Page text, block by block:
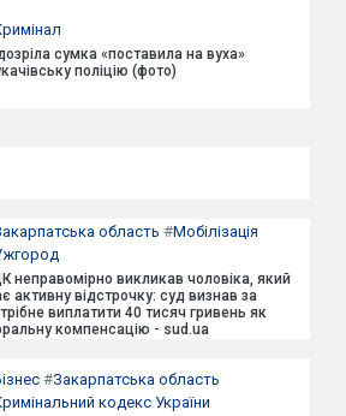
сумка «поставила на вуха»
поліцію (фото)
область #Мобілізація
неправомірно викликав чоловіка, який
активну відстрочку: суд визнав за
виплатити 40 тисяч гривень як
компенсацію - sud.ua
#Закарпатська область
кодекс України